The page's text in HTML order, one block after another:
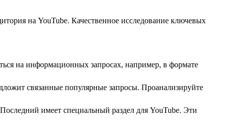
на YouTube. Качественное исследование ключевых
на информационных запросах, например, в формате
связанные популярные запросы. Проанализируйте
имеет специальный раздел для YouTube. Эти